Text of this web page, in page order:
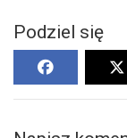
Podziel się